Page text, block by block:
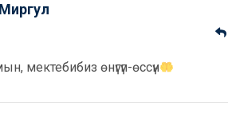
мектебибиз өнүгүп-өссүн